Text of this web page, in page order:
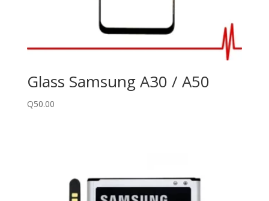
Glass Samsung A30 / A50
Q50.00